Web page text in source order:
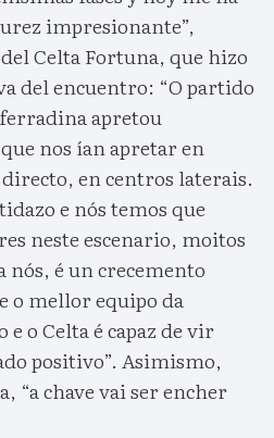
impresionante”,
Celta Fortuna, que hizo
del encuentro: “O partido
apretou
nos ían apretar en
en centros laterais.
e nós temos que
neste escenario, moitos
é un crecemento
o mellor equipo da
o Celta é capaz de vir
positivo”. Asimismo,
“a chave vai ser encher